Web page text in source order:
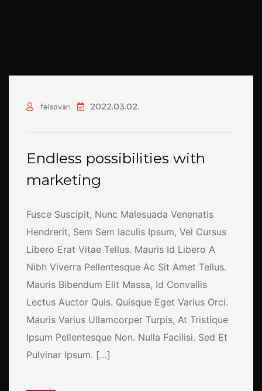
felsovari 2022.03.02.
Endless possibilities with
marketing
Fusce Suscipit, Nunc Malesuada Venenatis
Hendrerit, Sem Sem Iaculis Ipsum, Vel Cursus
Libero Erat Vitae Tellus. Mauris Id Libero A
Nibh Viverra Pellentesque Ac Sit Amet Tellus.
Mauris Bibendum Elit Massa, Id Convallis
Lectus Auctor Quis. Quisque Eget Varius Orci.
Mauris Varius Ullamcorper Turpis, At Tristique
Ipsum Pellentesque Non. Nulla Facilisi. Sed Et
Pulvinar Ipsum. […]